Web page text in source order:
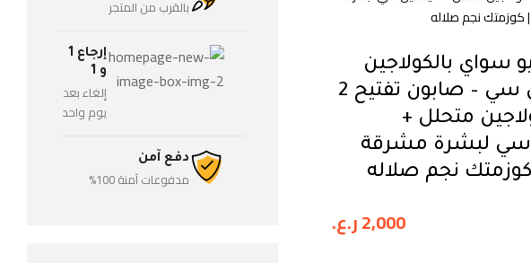
نجم صلاله
سواي بالكولاجين
وفيتامين سي – صابون تفتيح 2
| كولاجين متحلل +
سي لبشرة مشرقة
نجم صلاله
2,000ر.ع.
بالقرب من المتجر
إرجاع 1
و 1
إلغاء بعد
يوم واحد
دفع آمن
مدفوعات آمنة 100%